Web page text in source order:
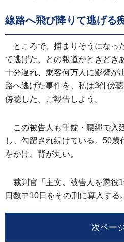
線路へ飛び降りて逃げる
ところで、捕まりそうになっ
て逃げた、との報道がときどき
十分遅れ、乗客何万人に影響が
路へ逃げた事件を、私は3件傍
傍聴した。ご報告しよう。
この被告人も手錠・腰縄で入
し、勾留され続けている。50歳
をかけ、背が丸い。
裁判官「主文。被告人を懲役
日数中10日をその刑に算入する
次ペー